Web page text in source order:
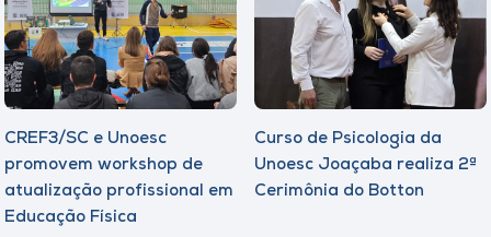
CREF3/SC e Unoesc
promovem workshop de
atualização profissional em
Educação Física
Curso de Psicologia da
Unoesc Joaçaba realiza 2ª
Cerimônia do Botton